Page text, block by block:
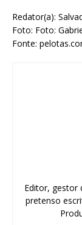
Redator(a):
Foto: Foto:
Fonte:
Editor, gestor
pretenso